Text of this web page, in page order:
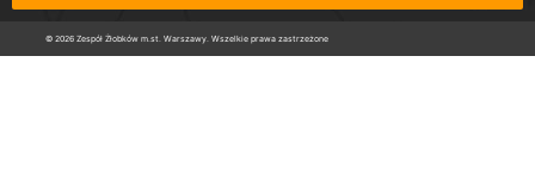
© 2026 Zespół Żłobków m.st. Warszawy. Wszelkie prawa zastrzeżone